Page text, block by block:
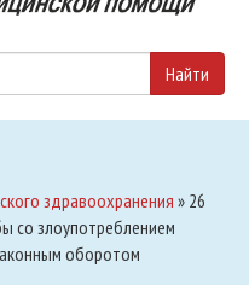
здравоохранения» 26
злоупотреблением
оборотом